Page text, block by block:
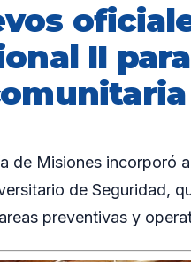
II
de Misiones incorporó
de Seguridad,
preventivas y